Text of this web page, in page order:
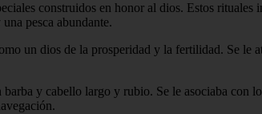
construidos en honor al dios. Estos
pesca abundante.
un dios de la prosperidad y la fertilidad. Se le
y cabello largo y rubio. Se le asociaba con